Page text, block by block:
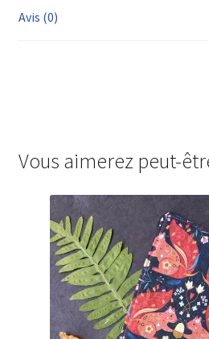
Avis (0)
Vous aimerez peut-